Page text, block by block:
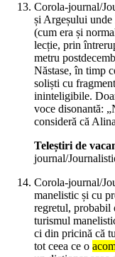
Corola-journal/
și Argeșului
(cum era și
lecție, prin
metru
Năstase, în timp
soliști cu
ininteligibile.
voce disonantă:
consideră că
Teleștiri de
journal/
Corola-journal/
manelistic și cu
regretul, probabil
turismul
ci din pricină că
tot ceea ce o